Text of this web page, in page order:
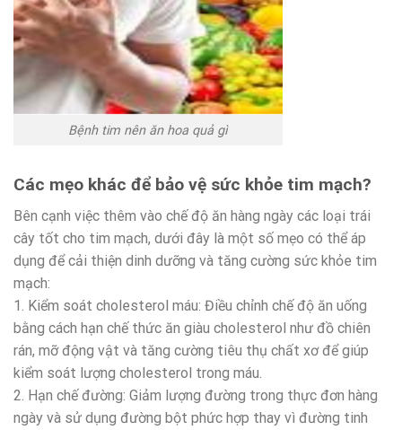
Bệnh tim nên ăn hoa quả gì
Các mẹo khác để bảo vệ sức khỏe tim mạch?
Bên cạnh việc thêm vào chế độ ăn hàng ngày các loại trái
cây tốt cho tim mạch, dưới đây là một số mẹo có thể áp
dụng để cải thiện dinh dưỡng và tăng cường sức khỏe tim
mạch:
1. Kiểm soát cholesterol máu: Điều chỉnh chế độ ăn uống
bằng cách hạn chế thức ăn giàu cholesterol như đồ chiên
rán, mỡ động vật và tăng cường tiêu thụ chất xơ để giúp
kiểm soát lượng cholesterol trong máu.
2. Hạn chế đường: Giảm lượng đường trong thực đơn hàng
ngày và sử dụng đường bột phức hợp thay vì đường tinh